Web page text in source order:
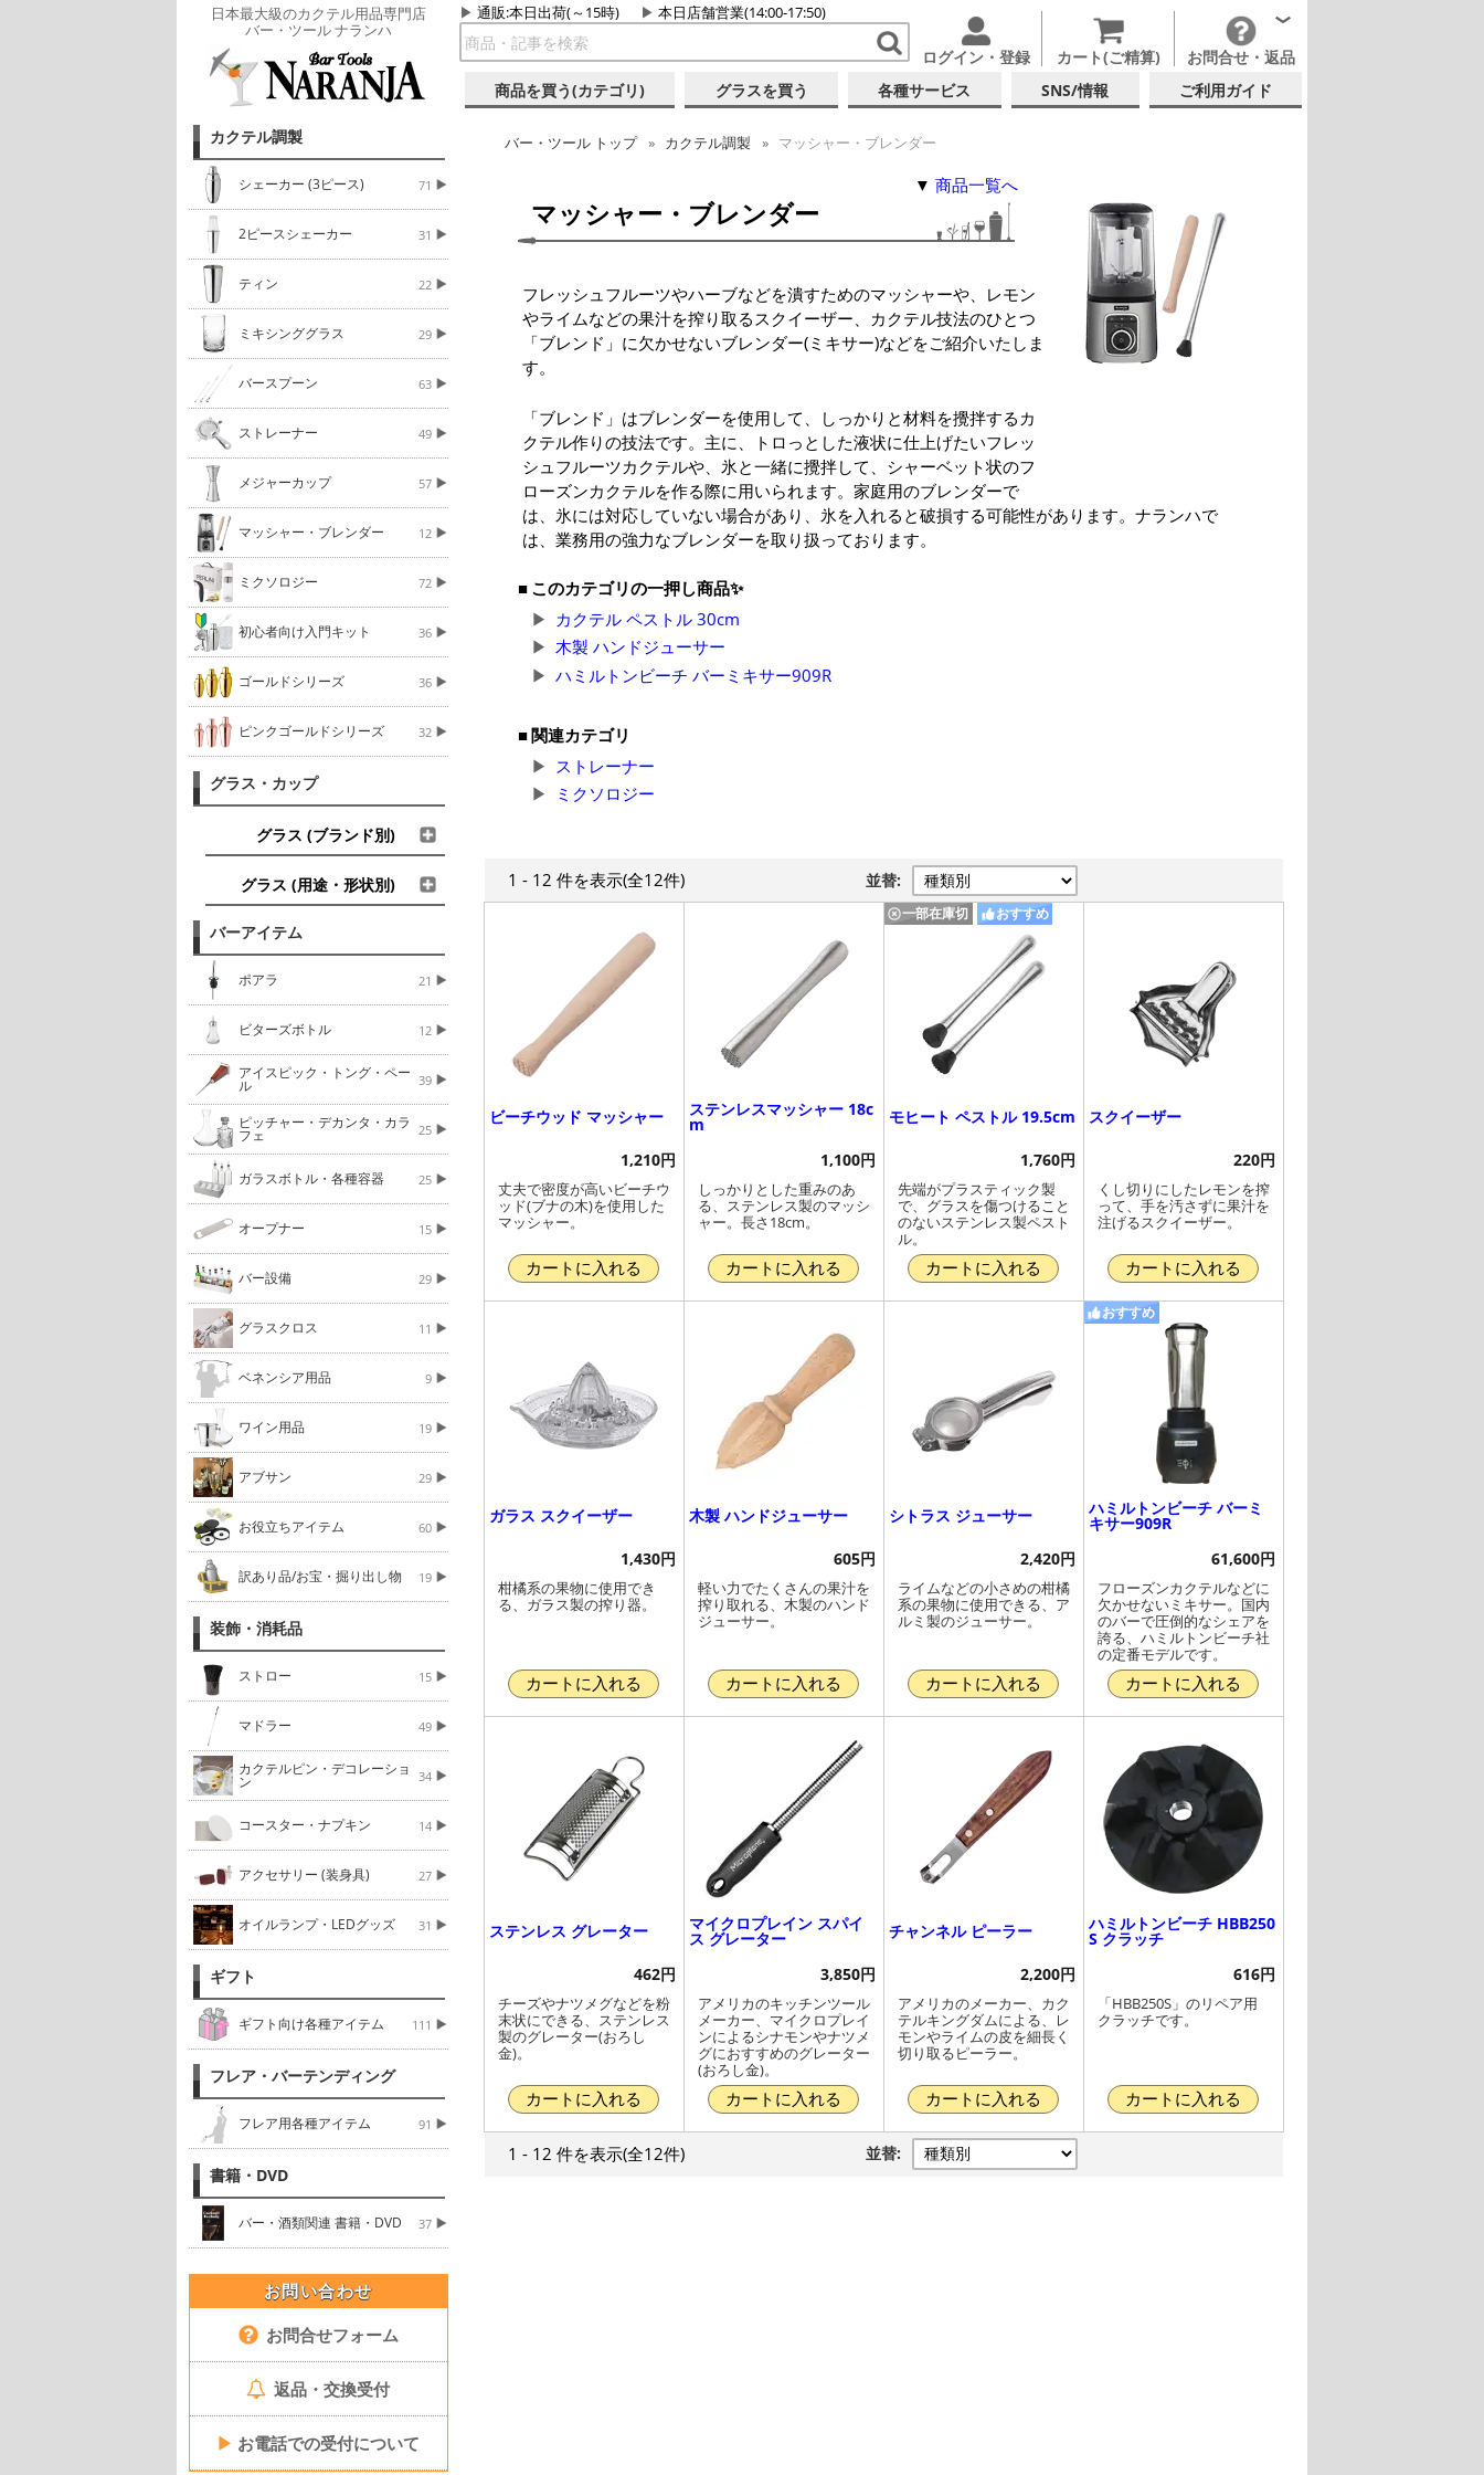
日本最大級のカクテル用品専門店
バー・ツール ナランハ
通販:本日出荷(～15時) 本日店舗営業(14:00-17:50)
ログイン・登録 カート(ご精算) お問合せ・返品
商品を買う(カテゴリ) グラスを買う 各種サービス SNS/情報 ご利用ガイド
カクテル調製
シェーカー (3ピース) 71
2ピースシェーカー 31
ティン 22
ミキシンググラス 29
バースプーン 63
ストレーナー 49
メジャーカップ 57
マッシャー・ブレンダー 12
ミクソロジー 72
初心者向け入門キット 36
ゴールドシリーズ 36
ピンクゴールドシリーズ 32
グラス・カップ
グラス (ブランド別)
グラス (用途・形状別)
バーアイテム
ポアラ 21
ビターズボトル 12
アイスピック・トング・ペー
ル 39
ピッチャー・デカンタ・カラ
フェ 25
ガラスボトル・各種容器 25
オープナー 15
バー設備 29
グラスクロス 11
ベネンシア用品 9
ワイン用品 19
アブサン 29
お役立ちアイテム 60
訳あり品/お宝・掘り出し物 19
装飾・消耗品
ストロー 15
マドラー 49
カクテルピン・デコレーショ
ン 34
コースター・ナプキン 14
アクセサリー (装身具) 27
オイルランプ・LEDグッズ 31
ギフト
ギフト向け各種アイテム 111
フレア・バーテンディング
フレア用各種アイテム 91
書籍・DVD
バー・酒類関連 書籍・DVD 37
お問い合わせ
お問合せフォーム
返品・交換受付
▶ お電話での受付について
バー・ツール トップ カクテル調製 マッシャー・ブレンダー
マッシャー・ブレンダー
▼ 商品一覧へ
フレッシュフルーツやハーブなどを潰すためのマッシャーや、レモン
やライムなどの果汁を搾り取るスクイーザー、カクテル技法のひとつ
「ブレンド」に欠かせないブレンダー(ミキサー)などをご紹介いたしま
す。
「ブレンド」はブレンダーを使用して、しっかりと材料を攪拌するカ
クテル作りの技法です。主に、トロっとした液状に仕上げたいフレッ
シュフルーツカクテルや、氷と一緒に攪拌して、シャーベット状のフ
ローズンカクテルを作る際に用いられます。家庭用のブレンダーで
は、氷には対応していない場合があり、氷を入れると破損する可能性があります。ナランハで
は、業務用の強力なブレンダーを取り扱っております。
このカテゴリの一押し商品✨
カクテル ペストル 30cm
木製 ハンドジューサー
ハミルトンビーチ バーミキサー909R
関連カテゴリ
ストレーナー
ミクソロジー
1 - 12 件を表示(全12件) 並替:
ビーチウッド マッシャー
1,210円
丈夫で密度が高いビーチウ
ッド(ブナの木)を使用した
マッシャー。
カートに入れる
ステンレスマッシャー 18c
m
1,100円
しっかりとした重みのあ
る、ステンレス製のマッシ
ャー。長さ18cm。
カートに入れる
一部在庫切 おすすめ
モヒート ペストル 19.5cm
1,760円
先端がプラスティック製
で、グラスを傷つけること
のないステンレス製ペスト
ル。
カートに入れる
スクイーザー
220円
くし切りにしたレモンを搾
って、手を汚さずに果汁を
注げるスクイーザー。
カートに入れる
ガラス スクイーザー
1,430円
柑橘系の果物に使用でき
る、ガラス製の搾り器。
カートに入れる
木製 ハンドジューサー
605円
軽い力でたくさんの果汁を
搾り取れる、木製のハンド
ジューサー。
カートに入れる
シトラス ジューサー
2,420円
ライムなどの小さめの柑橘
系の果物に使用できる、ア
ルミ製のジューサー。
カートに入れる
おすすめ
ハミルトンビーチ バーミ
キサー909R
61,600円
フローズンカクテルなどに
欠かせないミキサー。国内
のバーで圧倒的なシェアを
誇る、ハミルトンビーチ社
の定番モデルです。
カートに入れる
ステンレス グレーター
462円
チーズやナツメグなどを粉
末状にできる、ステンレス
製のグレーター(おろし
金)。
カートに入れる
マイクロプレイン スパイ
ス グレーター
3,850円
アメリカのキッチンツール
メーカー、マイクロプレイ
ンによるシナモンやナツメ
グにおすすめのグレーター
(おろし金)。
カートに入れる
チャンネル ピーラー
2,200円
アメリカのメーカー、カク
テルキングダムによる、レ
モンやライムの皮を細長く
切り取るピーラー。
カートに入れる
ハミルトンビーチ HBB250
S クラッチ
616円
「HBB250S」のリペア用
クラッチです。
カートに入れる
1 - 12 件を表示(全12件) 並替: